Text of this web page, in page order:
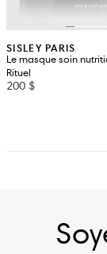
SISLEY PARIS
Le masque soin
Rituel
200 $